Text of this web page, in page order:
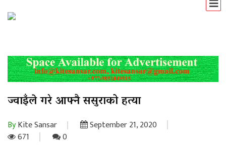
ज्वाइँले गरे आफ्नै ससुराको हत्या
ByKite Sansar
September 21, 2020
671
0